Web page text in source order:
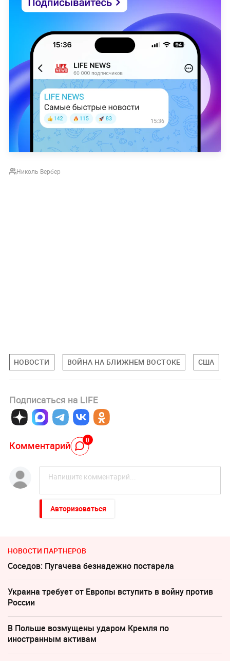
Николь Вербер
НОВОСТИ ВОЙНА НА БЛИЖНЕМ ВОСТОКЕ США
Подписаться на LIFE
Комментарий 0
Авторизоваться
НОВОСТИ ПАРТНЕРОВ
Соседов: Пугачева безнадежно постарела
Украина требует от Европы вступить в войну против
России
В Польше возмущены ударом Кремля по
иностранным активам